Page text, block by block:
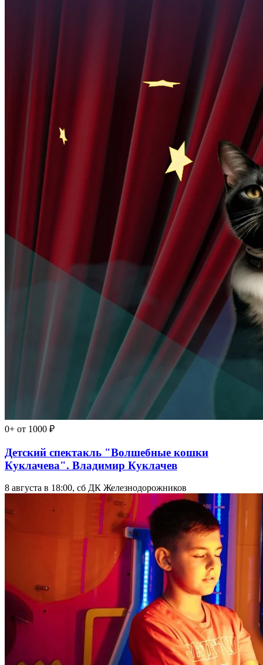
0+ от 1000 ₽
Детский спектакль "Волшебные кошки
Куклачева". Владимир Куклачев
8 августа в 18:00, сб ДК Железнодорожников